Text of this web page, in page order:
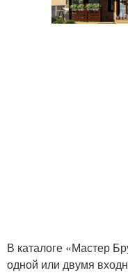
В каталоге «Мастер
одной или двумя